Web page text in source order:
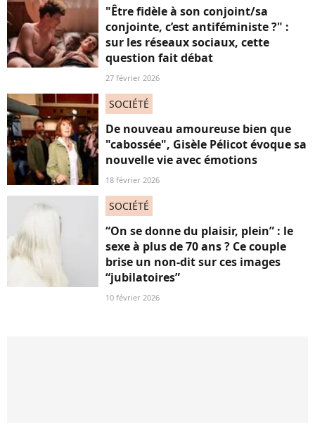
"Être fidèle à son conjoint/sa
conjointe, c’est antiféministe ?" :
sur les réseaux sociaux, cette
question fait débat
27 février 2026
SOCIÉTÉ
De nouveau amoureuse bien que
"cabossée", Gisèle Pélicot évoque sa
nouvelle vie avec émotions
18 février 2026
SOCIÉTÉ
“On se donne du plaisir, plein” : le
sexe à plus de 70 ans ? Ce couple
brise un non-dit sur ces images
“jubilatoires”
10 février 2026